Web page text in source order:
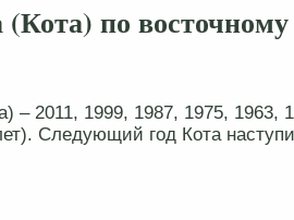
по восточному
– 2011, 1999, 1987, 1975, 1963,
Следующий год Кота